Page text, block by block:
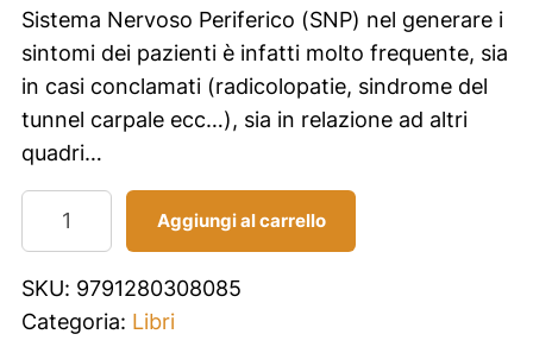
Sistema Nervoso Periferico (SNP) nel generare i
sintomi dei pazienti è infatti molto frequente, sia
in casi conclamati (radicolopatie, sindrome del
tunnel carpale ecc…), sia in relazione ad altri
quadri…
r
o
Aggiungi al carrello
SKU: 9791280308085
Categoria: Libri